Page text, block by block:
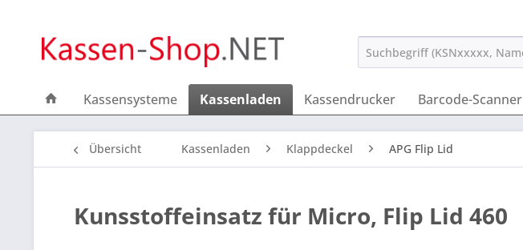
Kassensysteme Kassenladen Kassendrucker Barcode-Scanner
Übersicht Kassenladen Klappdeckel APG Flip Lid
Kunsstoffeinsatz für Micro, Flip Lid 460